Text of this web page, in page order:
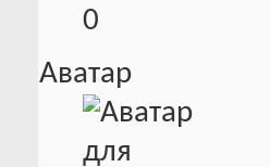
0
Аватар